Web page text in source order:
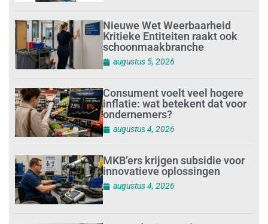
Nieuwe Wet Weerbaarheid
Kritieke Entiteiten raakt ook
schoonmaakbranche
augustus 5, 2026
Consument voelt veel hogere
inflatie: wat betekent dat voor
ondernemers?
augustus 4, 2026
MKB’ers krijgen subsidie voor
innovatieve oplossingen
augustus 4, 2026